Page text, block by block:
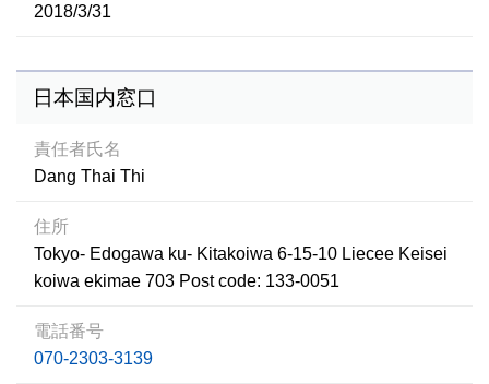
2018/3/31
日本国内窓口
責任者氏名
Dang Thai Thi
住所
Tokyo- Edogawa ku- Kitakoiwa 6-15-10 Liecee Keisei
koiwa ekimae 703 Post code: 133-0051
電話番号
070-2303-3139